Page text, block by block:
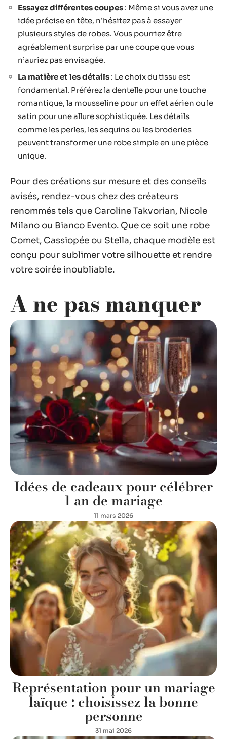
Essayez différentes coupes : Même si vous avez une
idée précise en tête, n’hésitez pas à essayer
plusieurs styles de robes. Vous pourriez être
agréablement surprise par une coupe que vous
n’auriez pas envisagée.
La matière et les détails : Le choix du tissu est
fondamental. Préférez la dentelle pour une touche
romantique, la mousseline pour un effet aérien ou le
satin pour une allure sophistiquée. Les détails
comme les perles, les sequins ou les broderies
peuvent transformer une robe simple en une pièce
unique.
Pour des créations sur mesure et des conseils
avisés, rendez-vous chez des créateurs
renommés tels que Caroline Takvorian, Nicole
Milano ou Bianco Evento. Que ce soit une robe
Comet, Cassiopée ou Stella, chaque modèle est
conçu pour sublimer votre silhouette et rendre
votre soirée inoubliable.
A ne pas manquer
Idées de cadeaux pour célébrer
1 an de mariage
11 mars 2026
Représentation pour un mariage
laïque : choisissez la bonne
personne
31 mai 2026